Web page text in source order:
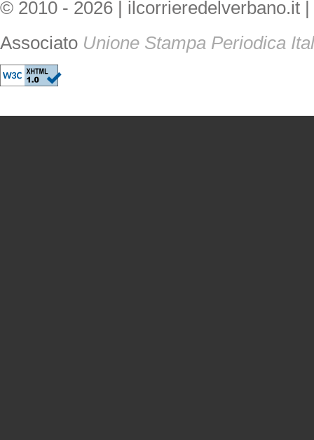
© 2010 - 2026 | ilcorrieredelverbano.it
Associato Unione Stampa Periodica